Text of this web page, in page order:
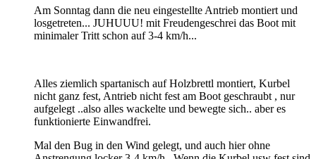
Am Sonntag dann die neu eingestellte Antrieb montiert und
losgetreten... JUHUUU! mit Freudengeschrei das Boot mit
minimaler Tritt schon auf 3-4 km/h...
Alles ziemlich spartanisch auf Holzbrettl montiert, Kurbel
nicht ganz fest, Antrieb nicht fest am Boot geschraubt , nur
aufgelegt ..also alles wackelte und bewegte sich.. aber es
funktionierte Einwandfrei.
Mal den Bug in den Wind gelegt, und auch hier ohne